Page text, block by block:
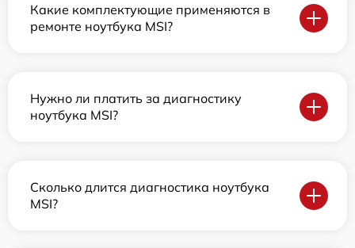
Какие комплектующие применяются в
ремонте ноутбука MSI?
Нужно ли платить за диагностику
ноутбука MSI?
Сколько длится диагностика ноутбука
MSI?